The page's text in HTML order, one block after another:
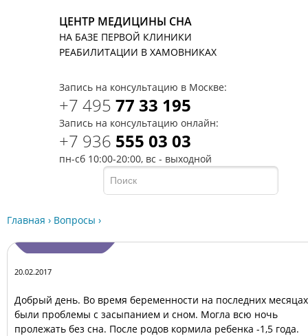
ЦЕНТР МЕДИЦИНЫ СНА
НА БАЗЕ ПЕРВОЙ КЛИНИКИ
РЕАБИЛИТАЦИИ В ХАМОВНИКАХ
Запись на консультацию в Москве:
+7 495 77 33 195
Запись на консультацию онлайн:
+7 936 555 03 03
пн-сб 10:00-20:00, вс - выходной
Главная › Вопросы ›
20.02.2017
Добрый день. Во время беременности на последних месяцах
были проблемы с засыпанием и сном. Могла всю ночь
пролежать без сна. После родов кормила ребенка -1,5 года.